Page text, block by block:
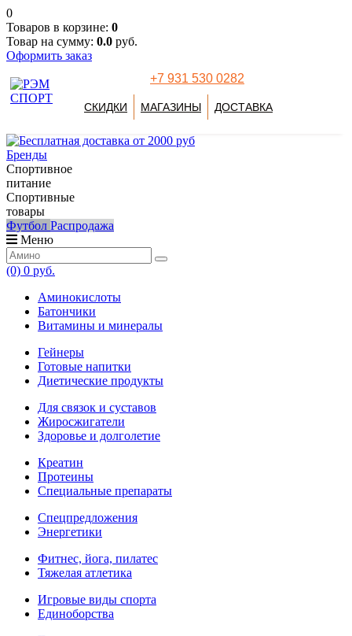
0
Товаров в корзине: 0
Товар на сумму: 0.0 руб.
Оформить заказ
+7 931 530 0282
СКИДКИ МАГАЗИНЫ ДОСТАВКА
Бренды
Спортивное
питание
Спортивные
товары
Футбол Распродажа
Меню
(0) 0 руб.
Аминокислоты
Батончики
Витамины и минералы
Гейнеры
Готовые напитки
Диетические продукты
Для связок и суставов
Жиросжигатели
Здоровье и долголетие
Креатин
Протеины
Специальные препараты
Спецпредложения
Энергетики
Фитнес, йога, пилатес
Тяжелая атлетика
Игровые виды спорта
Единоборства